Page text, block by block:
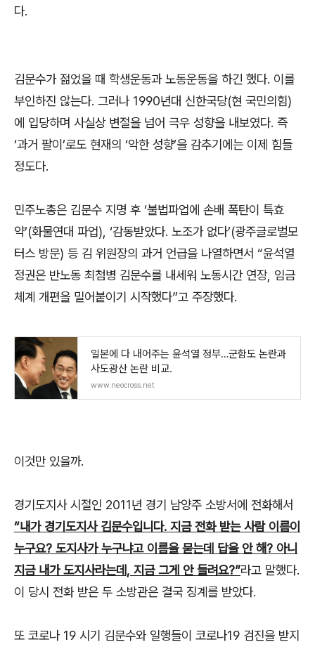
다.
김문수가 젊었을 때 학생운동과 노동운동을 하긴 했다. 이를
부인하진 않는다. 그러나 1990년대 신한국당(현 국민의힘)
에 입당하며 사실상 변절을 넘어 극우 성향을 내보였다. 즉
‘과거 팔이’로도 현재의 ‘악한 성향’을 감추기에는 이제 힘들
정도다.
민주노총은 김문수 지명 후 ‘불법파업에 손배 폭탄이 특효
약’(화물연대 파업), ‘감동받았다. 노조가 없다’(광주글로벌모
터스 방문) 등 김 위원장의 과거 언급을 나열하면서 “윤석열
정권은 반노동 최첨병 김문수를 내세워 노동시간 연장, 임금
체계 개편을 밀어붙이기 시작했다”고 주장했다.
일본에 다 내어주는 윤석열 정부…군함도 논란과
사도광산 논란 비교.
www.neocross.net
이것만 있을까.
경기도지사 시절인 2011년 경기 남양주 소방서에 전화해서
“내가 경기도지사 김문수입니다. 지금 전화 받는 사람 이름이
누구요? 도지사가 누구냐고 이름을 묻는데 답을 안 해? 아니
지금 내가 도지사라는데, 지금 그게 안 들려요?”라고 말했다.
이 당시 전화 받은 두 소방관은 결국 징계를 받았다.
또 코로나 19 시기 김문수와 일행들이 코로나19 검진을 받지